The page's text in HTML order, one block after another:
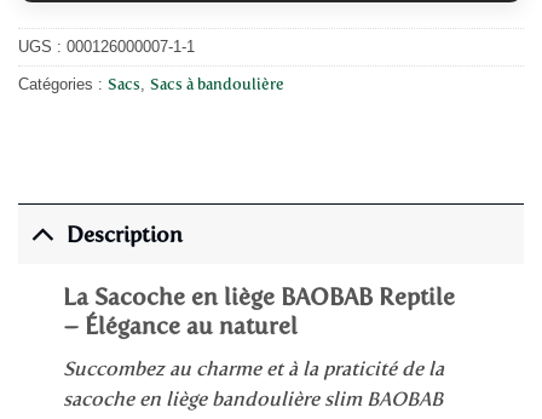
UGS : 000126000007-1-1
Catégories : Sacs, Sacs à bandoulière
Description
La Sacoche en liège BAOBAB Reptile
– Élégance au naturel
Succombez au charme et à la praticité de la
sacoche en liège bandoulière slim BAOBAB